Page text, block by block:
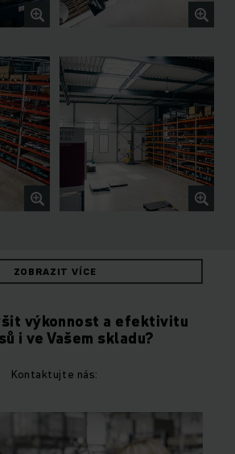
ZOBRAZIT VÍCE
výkonnost a efektivitu
i ve Vašem skladu?
Kontaktujte nás: